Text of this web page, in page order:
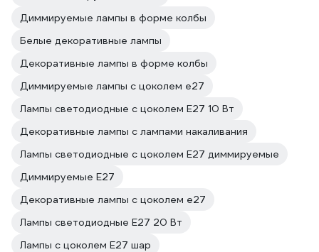
Диммируемые лампы в форме колбы
Белые декоративные лампы
Декоративные лампы в форме колбы
Диммируемые лампы с цоколем e27
Лампы светодиодные с цоколем Е27 10 Вт
Декоративные лампы с лампами накаливания
Лампы светодиодные с цоколем Е27 диммируемые
Диммируемые E27
Декоративные лампы с цоколем e27
Лампы светодиодные Е27 20 Вт
Лампы с цоколем Е27 шар